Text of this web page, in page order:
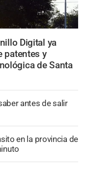
Digital ya
patentes y
de Santa
antes de salir
en la provincia de